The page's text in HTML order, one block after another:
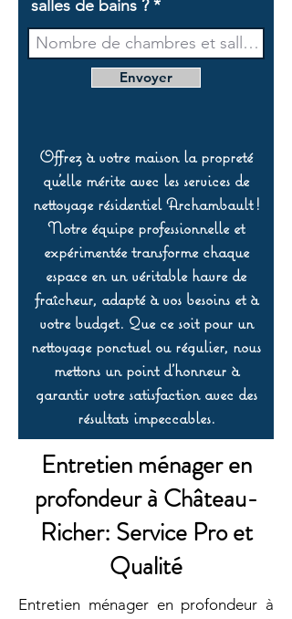
salles de bains ?
Envoyer
Offrez à votre maison la propreté
qu’elle mérite avec les services de
nettoyage résidentiel Archambault !
Notre équipe professionnelle et
expérimentée transforme chaque
espace en un véritable havre de
fraîcheur, adapté à vos besoins et à
votre budget. Que ce soit pour un
nettoyage ponctuel ou régulier, nous
mettons un point d’honneur à
garantir votre satisfaction avec des
résultats impeccables.
Entretien ménager en
profondeur à Château-
Richer: Service Pro et
Qualité
Entretien ménager en profondeur à